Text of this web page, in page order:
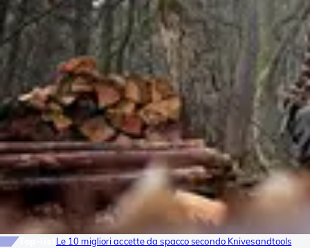
Le 10 migliori accette da spacco secondo Knivesandtools